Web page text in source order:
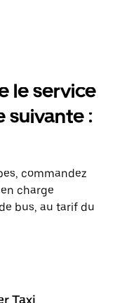
le service
suivante :
commandez
charge
bus, au tarif du
Taxi